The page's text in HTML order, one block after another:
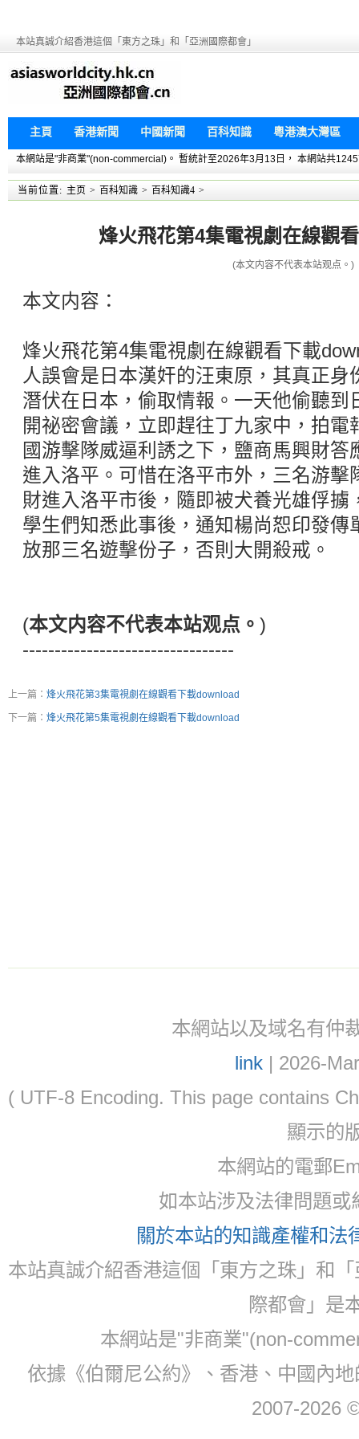
本站真誠介紹香港這個「東方之珠」和「亞洲國際都會」
主頁 香港新聞 中國新聞 百科知識 粵港澳大灣區
本網站是"非商業"(non-commercial)。 暫統計至2026年3月13日， 本網站共
当前位置: 主页 > 百科知識 > 百科知識4 >
烽火飛花第4集電視劇在線觀
(本文内容不代表本站观点。)
本文内容：
烽火飛花第4集電視劇在線觀看下載
人誤會是日本漢奸的汪東原，其真正身
潛伏在日本，偷取情報。一天他偷聽到
開祕密會議，立即趕往丁九家中，拍電
國游擊隊威逼利誘之下，鹽商馬興財答
進入洛平。可惜在洛平市外，三名游擊
財進入洛平市後，隨即被犬養光雄俘擄
學生們知悉此事後，通知楊尚恕印發傳
放那三名遊擊份子，否則大開殺戒。
(本文内容不代表本站观点。 )
---------------------------------
上一篇： 烽火飛花第3集電視劇在線觀看下載download
下一篇： 烽火飛花第5集電視劇在線觀看下載download
本網站以及域名有仲
link| 2026-
( UTF-8 Encoding. This page contains
顯示的
本網站的電郵
如本站涉及法律問題
關於本站的知識產權和法
本站真誠介紹香港這個「東方之珠」和
際都會」是
本網站是"非商業"(non-
依據《伯爾尼公約》、香港、中國內
2007-2026